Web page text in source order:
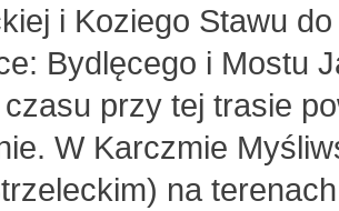
i Koziego Stawu
Bydlęcego i Mostu
przy tej trasie
W Karczmie
na